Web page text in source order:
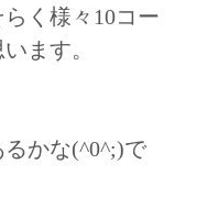
く様々10コー
ます。
かな(^0^;)で